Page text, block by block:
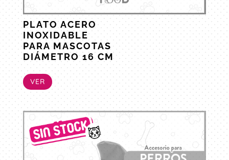
PLATO ACERO
INOXIDABLE
PARA MASCOTAS
DIÁMETRO 16 CM
VER